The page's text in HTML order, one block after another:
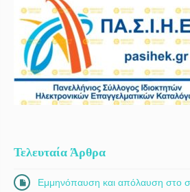
Τελευταία Άρθρα
Εμμηνόπαυση και απόλαυση στο